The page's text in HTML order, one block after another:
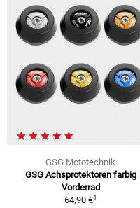
GSG Mototechnik
GSG Achsprotektoren farbig
Vorderrad
64,90 €1